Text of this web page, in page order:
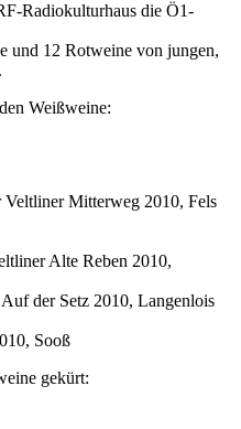
Radiokulturhaus die Ö1-
und 12 Rotweine von jungen,
Weißweine:
Mitterweg 2010, Fels
Alte Reben 2010,
der Setz 2010, Langenlois
Sooß
gekürt: